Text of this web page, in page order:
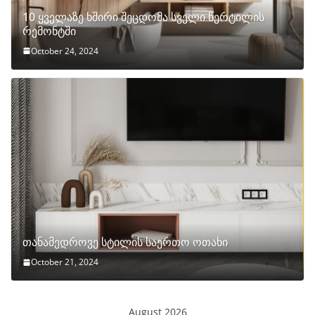
10 ყველაზე ხშირი შეცდომა სველი წერტილის
რემონტში
October 24, 2024
თანამედროვე სტილის საერთო ოთახი
October 21, 2024
August 2026